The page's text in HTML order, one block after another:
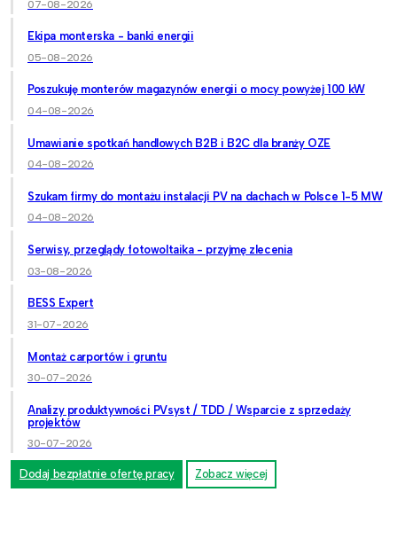
07-08-2026
Ekipa monterska - banki energii
05-08-2026
Poszukuję monterów magazynów energii o mocy powyżej 100 kW
04-08-2026
Umawianie spotkań handlowych B2B i B2C dla branży OZE
04-08-2026
Szukam firmy do montażu instalacji PV na dachach w Polsce 1-5 MW
04-08-2026
Serwisy, przeglądy fotowoltaika - przyjmę zlecenia
03-08-2026
BESS Expert
31-07-2026
Montaż carportów i gruntu
30-07-2026
Analizy produktywności PVsyst / TDD / Wsparcie z sprzedaży
projektów
30-07-2026
Dodaj bezpłatnie ofertę pracy Zobacz więcej